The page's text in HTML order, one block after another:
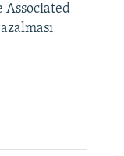
Associated